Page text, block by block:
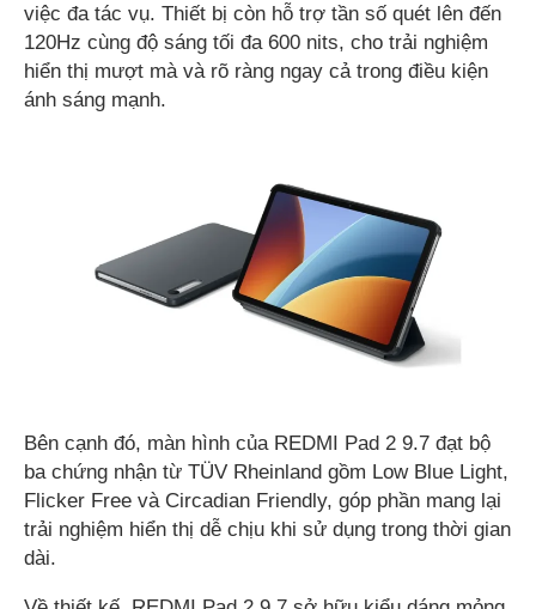
việc đa tác vụ. Thiết bị còn hỗ trợ tần số quét lên đến
120Hz cùng độ sáng tối đa 600 nits, cho trải nghiệm
hiển thị mượt mà và rõ ràng ngay cả trong điều kiện
ánh sáng mạnh.
Bên cạnh đó, màn hình của REDMI Pad 2 9.7 đạt bộ
ba chứng nhận từ TÜV Rheinland gồm Low Blue Light,
Flicker Free và Circadian Friendly, góp phần mang lại
trải nghiệm hiển thị dễ chịu khi sử dụng trong thời gian
dài.